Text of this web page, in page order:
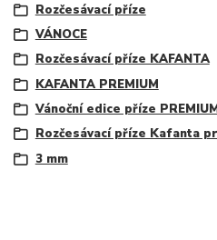
Rozčesávací příze
VÁNOCE
Rozčesávací příze KAFANTA
KAFANTA PREMIUM
Vánoční edice příze
Rozčesávací příze Kafanta
3 mm